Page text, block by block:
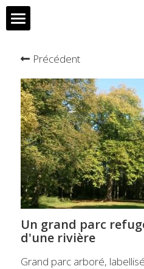
L'association
Eco-tourisme
Partenaires et contact
Précédent
Un grand parc
d'une rivière
Grand parc arboré,